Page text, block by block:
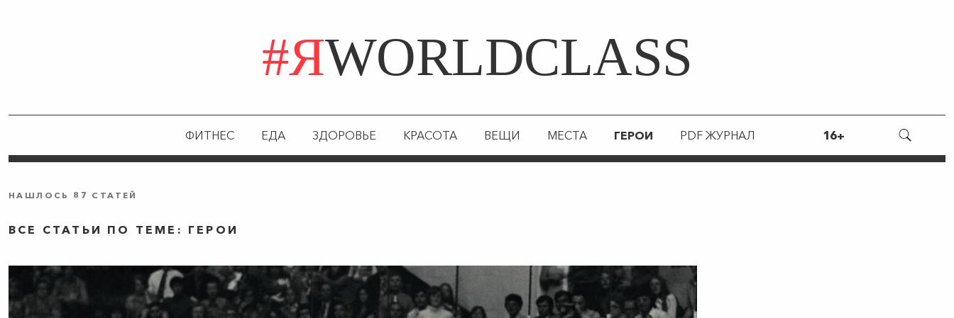
#ЯWORLDCLASS
ФИТНЕС ЕДА ЗДОРОВЬЕ КРАСОТА ВЕЩИ МЕСТА ГЕРОИ PDF ЖУРНАЛ 16+
НАШЛОСЬ 87 СТАТЕЙ
ВСЕ СТАТЬИ ПО ТЕМЕ: ГЕРОИ